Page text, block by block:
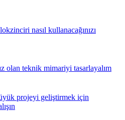
nasıl kullanacağınızı
olan teknik mimariyi tasarlayalım
projeyi geliştirmek için